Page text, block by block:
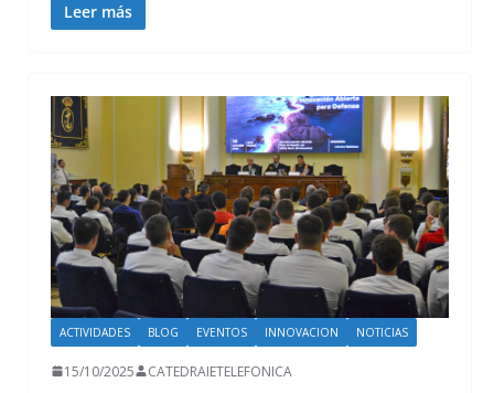
Leer más
ACTIVIDADES BLOG EVENTOS INNOVACION NOTICIAS
15/10/2025 CATEDRAIETELEFONICA